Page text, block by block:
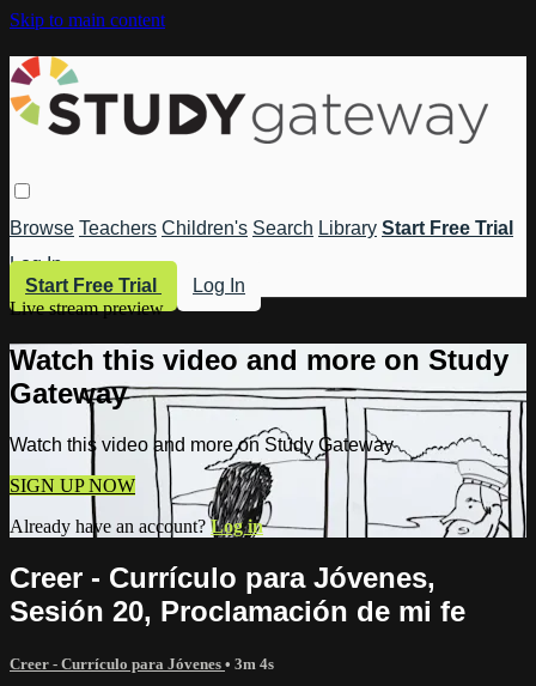
Skip to main content
Browse Teachers Children's Search Library Start Free Trial
Log In
Start Free Trial
Log In
Live stream preview
Watch this video and more on Study
Gateway
Watch this video and more on Study Gateway
SIGN UP NOW
Already have an account? Log in
Creer - Currículo para Jóvenes,
Sesión 20, Proclamación de mi fe
Creer - Currículo para Jóvenes • 3m 4s